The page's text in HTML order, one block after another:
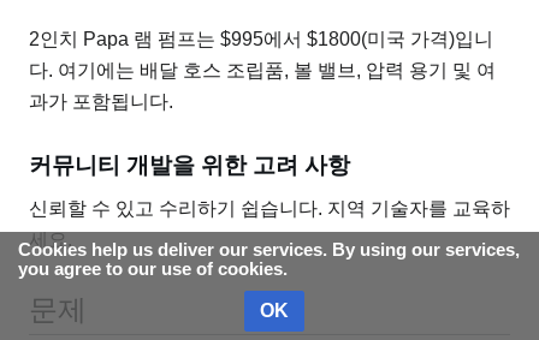
2인치 Papa 램 펌프는 $995에서 $1800(미국 가격)입니
다. 여기에는 배달 호스 조립품, 볼 밸브, 압력 용기 및 여
과가 포함됩니다.
커뮤니티 개발을 위한 고려 사항
신뢰할 수 있고 수리하기 쉽습니다. 지역 기술자를 교육하
세요.
문제
Cookies help us deliver our services. By using our services,
you agree to our use of cookies.
OK